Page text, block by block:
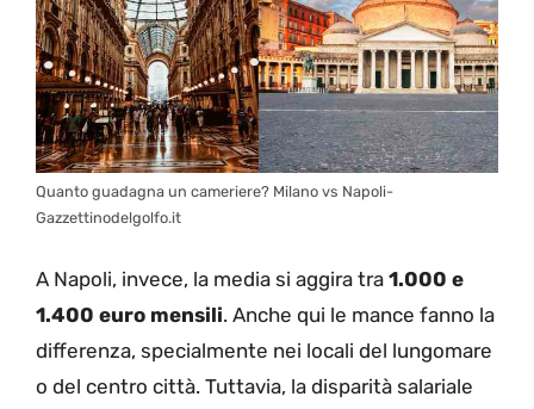
Quanto guadagna un cameriere? Milano vs Napoli-
Gazzettinodelgolfo.it
A Napoli, invece, la media si aggira tra 1.000 e
1.400 euro mensili. Anche qui le mance fanno la
differenza, specialmente nei locali del lungomare
o del centro città. Tuttavia, la disparità salariale